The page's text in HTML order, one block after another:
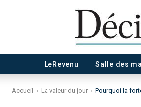
LeRevenu Salle des
Accueil › La valeur du jour › Pourquoi la